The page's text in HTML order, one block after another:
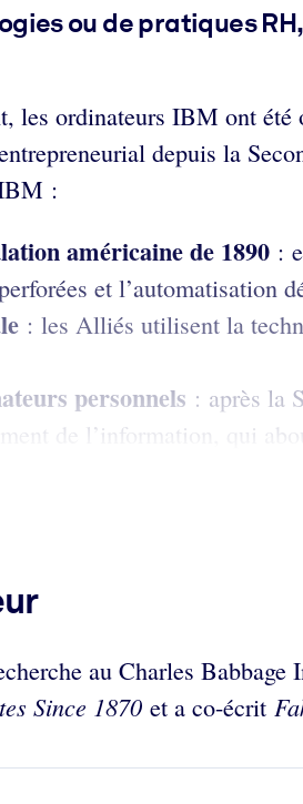
ou de pratiques
les ordinateurs IBM ont
depuis la
:
américaine de 1890 :
et l’automatisation
: les Alliés utilisent la
personnels : après la
de l’information, qui
au Charles
Since 1870 et a co-écrit